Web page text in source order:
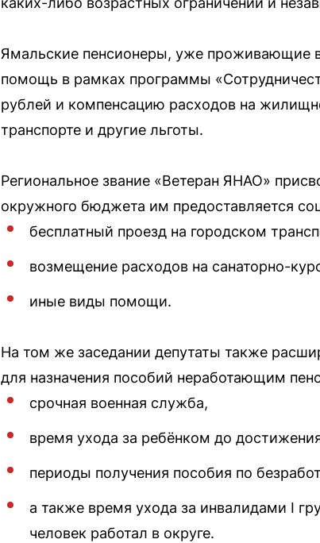
Ямальские пенсионеры, уже проживающие
помощь в рамках программы
рублей и компенсацию расходов на
транспорте и другие льготы.
Региональное звание «Ветеран ЯНАО»
окружного бюджета им предоставляется
бесплатный проезд на городском
возмещение расходов на санаторно-
иные виды помощи.
На том же заседании депутаты также
для назначения пособий неработающим
срочная военная служба,
время ухода за ребёнком до
периоды получения пособия по
а также время ухода за инвалидами I
человек работал в округе.